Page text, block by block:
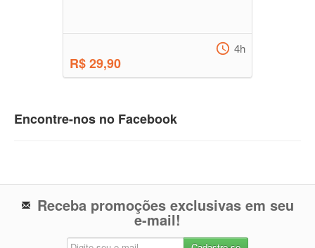
R$ 29,90
4h
Encontre-nos no Facebook
Receba promoções exclusivas em seu
e-mail!